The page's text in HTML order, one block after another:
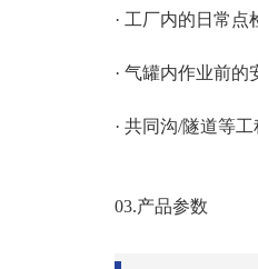
· 工厂内的日常点
· 气罐内作业前的
· 共同沟/隧道等
03.产品参数